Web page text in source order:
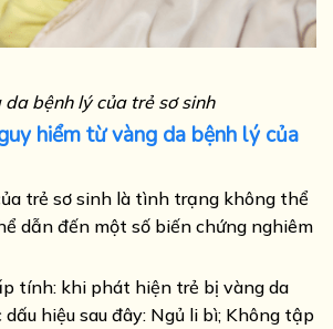
da bệnh lý của trẻ sơ sinh
hiểm từ vàng da bệnh lý của
trẻ sơ sinh là tình trạng không thể
dẫn đến một số biến chứng nghiêm
tính: khi phát hiện trẻ bị vàng da
hiệu sau đây: Ngủ li bì; Không tập